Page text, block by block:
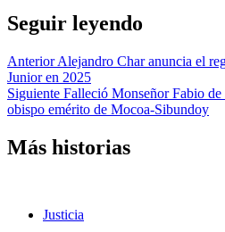
Seguir leyendo
AnteriorAlejandro Char anuncia el
Junior en 2025
Siguiente Falleció Monseñor Fabio de
obispo emérito de Mocoa-Sibundoy
Más historias
Justicia